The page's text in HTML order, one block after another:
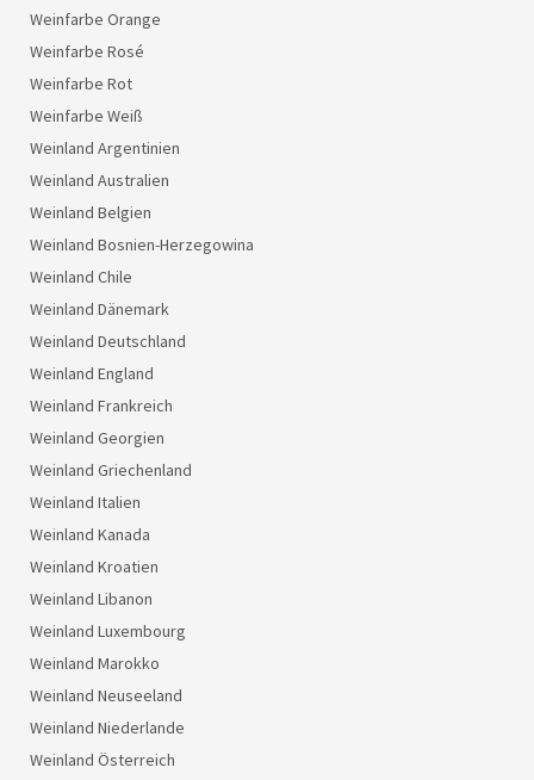
Weinfarbe Orange
Weinfarbe Rosé
Weinfarbe Rot
Weinfarbe Weiß
Weinland Argentinien
Weinland Australien
Weinland Belgien
Weinland Bosnien-Herzegowina
Weinland Chile
Weinland Dänemark
Weinland Deutschland
Weinland England
Weinland Frankreich
Weinland Georgien
Weinland Griechenland
Weinland Italien
Weinland Kanada
Weinland Kroatien
Weinland Libanon
Weinland Luxembourg
Weinland Marokko
Weinland Neuseeland
Weinland Niederlande
Weinland Österreich